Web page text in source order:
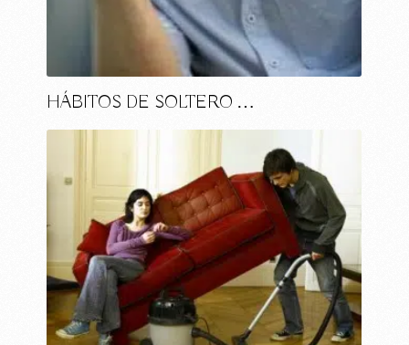
HÁBITOS DE SOLTERO …